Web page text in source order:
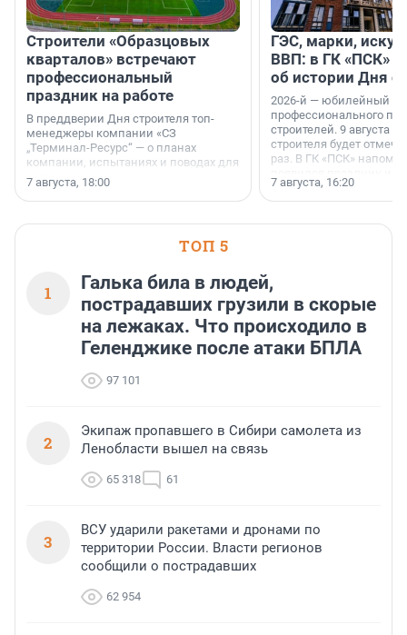
Строители «Образцовых
кварталов» встречают
профессиональный
праздник на работе
В преддверии Дня строителя топ-
менеджеры компании «СЗ
„Терминал-Ресурс“ — о планах
компании, испытаниях и поводах для
осторожного оптимизма.
7 августа, 18:00
ГЭС, марки,
ВВП: в ГК «ПСК»
об истории Дня
2026-й — юбилейный
профессионального
строителей. 9 августа
строителя будет
раз. В ГК «ПСК»
поменялась роль
7 августа, 16:20
ТОП 5
1
Галька била в людей,
пострадавших грузили в скорые
на лежаках. Что происходило в
Геленджике после атаки БПЛА
97 101
2
Экипаж пропавшего в Сибири самолета из
Ленобласти вышел на связь
65 318 61
3
ВСУ ударили ракетами и дронами по
территории России. Власти регионов
сообщили о пострадавших
62 954